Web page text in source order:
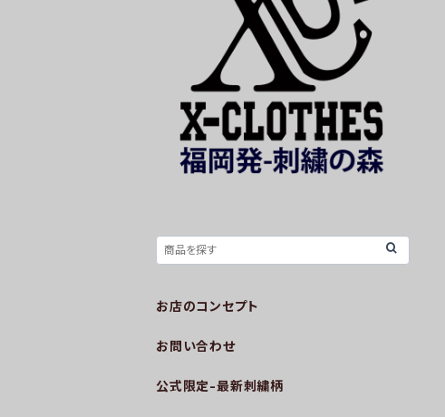
お店のコンセプト
お問い合わせ
公式限定-最新刺繍柄